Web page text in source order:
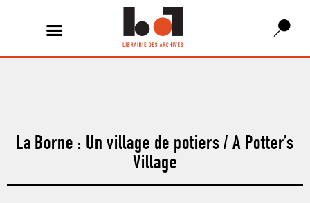
La Borne : Un village de potiers / A Potter’s
Village